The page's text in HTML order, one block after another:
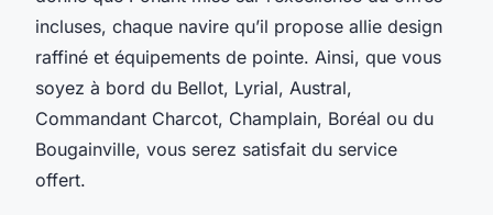
incluses, chaque navire qu’il propose allie design
raffiné et équipements de pointe. Ainsi, que vous
soyez à bord du Bellot, Lyrial, Austral,
Commandant Charcot, Champlain, Boréal ou du
Bougainville, vous serez satisfait du service
offert.